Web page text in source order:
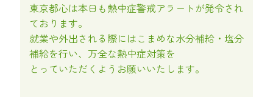
東京都心は本日も熱中症警戒アラートが発令され
ております。
就業や外出される際にはこまめな水分補給・塩分
補給を行い、万全な熱中症対策を
とっていただくようお願いいたします。